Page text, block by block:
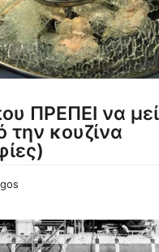
ΠΡΕΠΕΙ να
την κουζίνα